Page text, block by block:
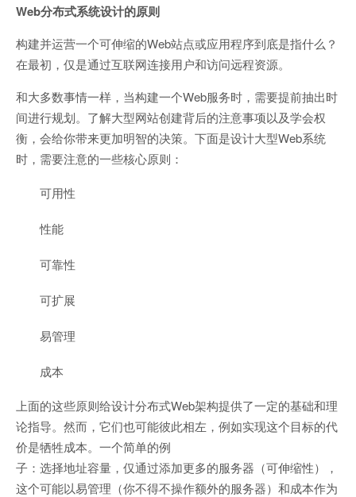
Web分布式系统设计的原则
构建并运营一个可伸缩的Web站点或应用程序到底是指什么？
在最初，仅是通过互联网连接用户和访问远程资源。
和大多数事情一样，当构建一个Web服务时，需要提前抽出时
间进行规划。了解大型网站创建背后的注意事项以及学会权
衡，会给你带来更加明智的决策。下面是设计大型Web系统
时，需要注意的一些核心原则：
可用性
性能
可靠性
可扩展
易管理
成本
上面的这些原则给设计分布式Web架构提供了一定的基础和理
论指导。然而，它们也可能彼此相左，例如实现这个目标的代
价是牺牲成本。一个简单的例
子：选择地址容量，仅通过添加更多的服务器（可伸缩性），
这个可能以易管理（你不得不操作额外的服务器）和成本作为